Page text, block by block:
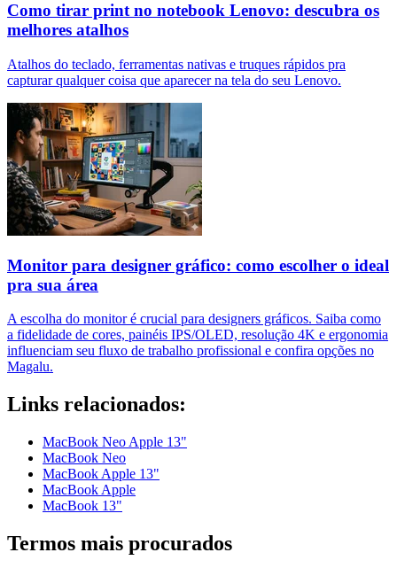
Como tirar print no notebook Lenovo: descubra os
melhores atalhos
Atalhos do teclado, ferramentas nativas e truques rápidos pra
capturar qualquer coisa que aparecer na tela do seu Lenovo.
Monitor para designer gráfico: como escolher o ideal
pra sua área
A escolha do monitor é crucial para designers gráficos. Saiba como
a fidelidade de cores, painéis IPS/OLED, resolução 4K e ergonomia
influenciam seu fluxo de trabalho profissional e confira opções no
Magalu.
Links relacionados:
MacBook Neo Apple 13"
MacBook Neo
MacBook Apple 13"
MacBook Apple
MacBook 13"
Termos mais procurados